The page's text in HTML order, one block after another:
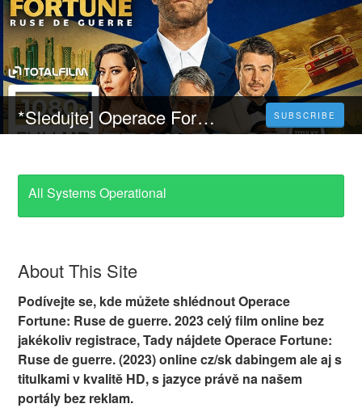
*Sledujte] Operace Fortune: Ruse de guerre (2023) Celý Film Online Český Dabing Zdarma SUBSCRIBE
All Systems Operational
About This Site
Podívejte se, kde můžete shlédnout Operace
Fortune: Ruse de guerre. 2023 celý film online bez
jakékoliv registrace, Tady nájdete Operace Fortune:
Ruse de guerre. (2023) online cz/sk dabingem ale aj s
titulkami v kvalitě HD, s jazyce právě na našem
portály bez reklam.